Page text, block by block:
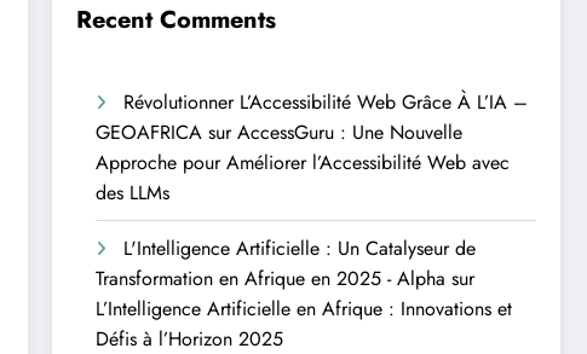
Recent Comments
Révolutionner L’Accessibilité Web Grâce À L’IA –
GEOAFRICA surAccessGuru : Une Nouvelle
Approche pour Améliorer l’Accessibilité Web avec
des LLMs
L'Intelligence Artificielle : Un Catalyseur de
Transformation en Afrique en 2025 - Alpha sur
L’Intelligence Artificielle en Afrique : Innovations et
Défis à l’Horizon 2025